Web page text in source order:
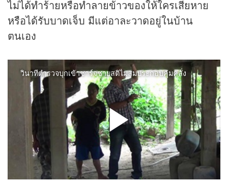
ไม่ได้ทำร้ายหรือทำลายข้าวของให้ใครเสียหาย
หรือได้รับบาดเจ็บ มีแต่อาละวาดอยู่ในบ้าน
ตนเอง